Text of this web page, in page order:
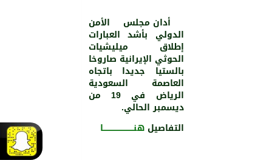
أدان مجلس الأمن
الدولي بأشد العبارات
إطلاق ميليشيات
الحوثي الإيرانية صاروخا
بالستيا جديدا باتجاه
العاصمة السعودية
الرياض في 19 من
ديسمبر الحالي.
التفاصيلهنـــــــــــــــــــــــــا